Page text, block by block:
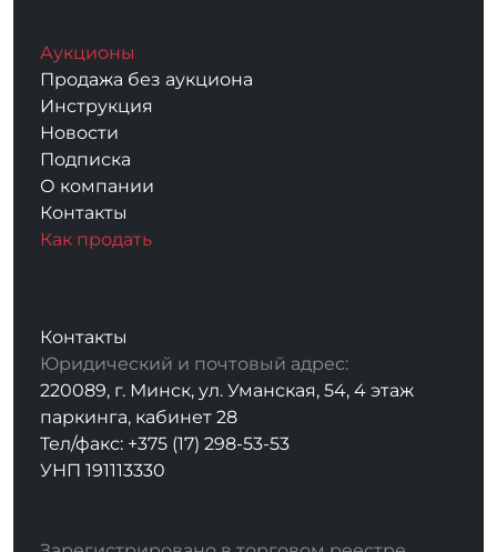
Аукционы
Продажа без аукциона
Инструкция
Новости
Подписка
О компании
Контакты
Как продать
Контакты
Юридический и почтовый адрес:
220089, г. Минск, ул. Уманская, 54, 4 этаж
паркинга, кабинет 28
Тел/факс: +375 (17) 298-53-53
УНП 191113330